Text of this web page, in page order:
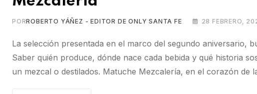
PORROBERTO YÁÑEZ - EDITOR DE ONLY SANTA FE 28 FEBRERO,
La selección presentada en el marco del segundo aniversario,
Saber quién produce, dónde nace cada bebida y qué historia
un mezcal o destilados. Matuche Mezcalería, en el corazón de